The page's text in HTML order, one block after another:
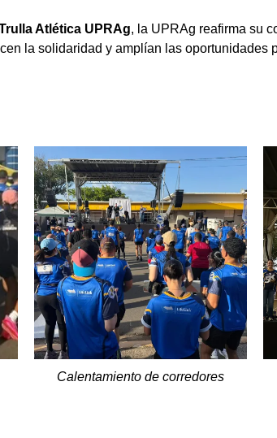
Atlética UPRAg, la UPRAg reafirma su
la solidaridad y amplían las oportunidades
Calentamiento de corredores